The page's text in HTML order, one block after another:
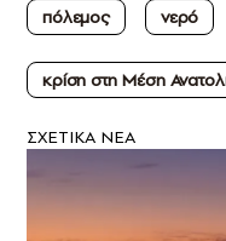
πόλεμος
νερό
κρίση στη Μέση
ΣXETIKA NEA